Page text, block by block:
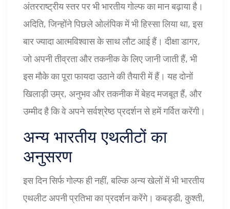
अंतरराष्ट्रीय स्तर पर भी भारतीय गोल्फ का मान बढ़ाया है।
अदिति, जिन्होंने पिछले ओलंपिक में भी हिस्सा लिया था, इस
बार ज्यादा आत्मविश्वास के साथ लौट आई हैं। दीक्षा डागर,
जो अपनी तीव्रता और तकनीक के लिए जानी जाती हैं, भी
इस मौके का पूरा फायदा उठाने की तैयारी में हैं। यह दोनों
खिलाड़ी उम्र, अनुभव और तकनीक में बेहद मजबूत हैं, और
उम्मीद है कि वे अपने सर्वश्रेष्ठ प्रदर्शन से हमें गर्वित करेंगी।
अन्य भारतीय एथलीटों का
अनुसरण
इस दिन सिर्फ गोल्फ ही नहीं, बल्कि अन्य खेलों में भी भारतीय
एथलीट अपनी प्रतिभा का प्रदर्शन करेंगे। कबड्डी, कुश्ती,